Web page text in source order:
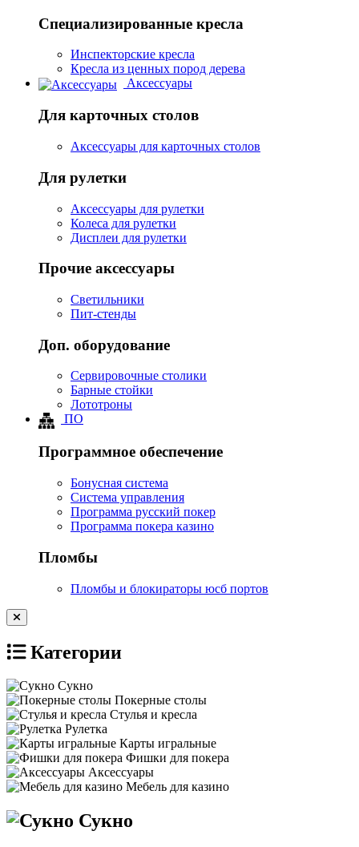
Специализированные кресла
Инспекторские кресла
Кресла из ценных пород дерева
Аксессуары
Для карточных столов
Аксессуары для карточных столов
Для рулетки
Аксессуары для рулетки
Колеса для рулетки
Дисплеи для рулетки
Прочие аксессуары
Светильники
Пит-стенды
Доп. оборудование
Сервировочные столики
Барные стойки
Лототроны
ПО
Программное обеспечение
Бонусная система
Система управления
Программа русский покер
Программа покера казино
Пломбы
Пломбы и блокираторы юсб портов
Категории
Сукно
Покерные столы
Стулья и кресла
Рулетка
Карты игральные
Фишки для покера
Аксессуары
Мебель для казино
Сукно